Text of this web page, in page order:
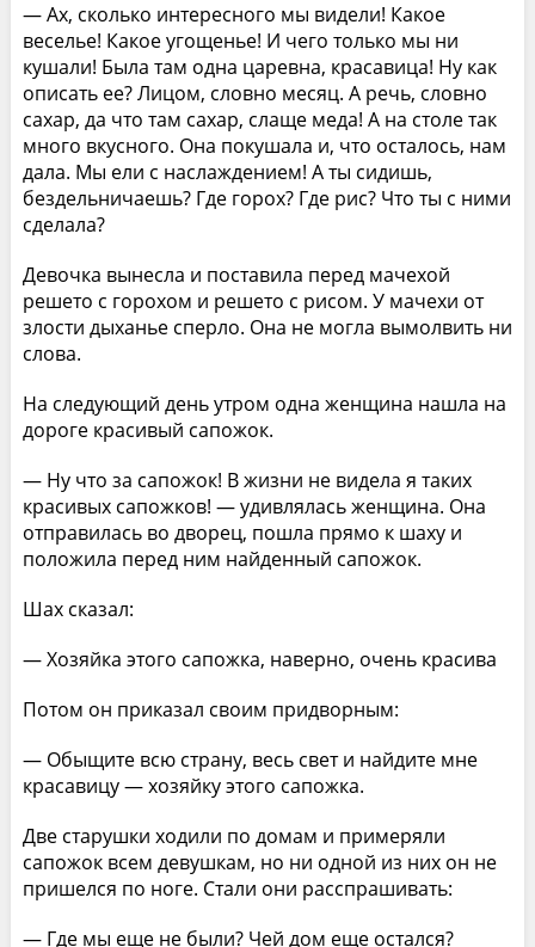
— Ах, сколько интересного мы видели! Какое
веселье! Какое угощенье! И чего только мы ни
кушали! Была там одна царевна, красавица! Ну как
описать ее? Лицом, словно месяц. А речь, словно
сахар, да что там сахар, слаще меда! А на столе так
много вкусного. Она покушала и, что осталось, нам
дала. Мы ели с наслаждением! А ты сидишь,
бездельничаешь? Где горох? Где рис? Что ты с ними
сделала?
Девочка вынесла и поставила перед мачехой
решето с горохом и решето с рисом. У мачехи от
злости дыханье сперло. Она не могла вымолвить ни
слова.
На следующий день утром одна женщина нашла на
дороге красивый сапожок.
— Ну что за сапожок! В жизни не видела я таких
красивых сапожков! — удивлялась женщина. Она
отправилась во дворец, пошла прямо к шаху и
положила перед ним найденный сапожок.
Шах сказал:
— Хозяйка этого сапожка, наверно, очень красива
Потом он приказал своим придворным:
— Обыщите всю страну, весь свет и найдите мне
красавицу — хозяйку этого сапожка.
Две старушки ходили по домам и примеряли
сапожок всем девушкам, но ни одной из них он не
пришелся по ноге. Стали они расспрашивать:
— Где мы еще не были? Чей дом еще остался?